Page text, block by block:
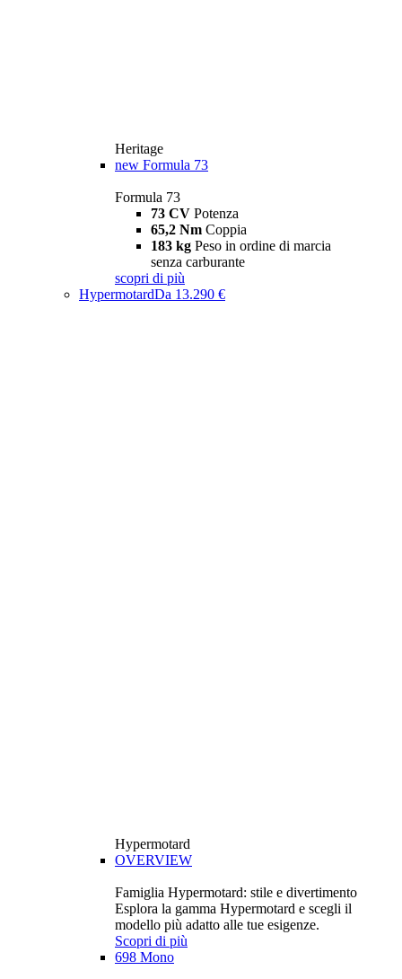
Heritage
new Formula 73
Formula 73
73 CV Potenza
65,2 Nm Coppia
183 kg Peso in ordine di marcia
senza carburante
scopri di più
HypermotardDa 13.290 €
Hypermotard
OVERVIEW
Famiglia Hypermotard: stile e divertimento
Esplora la gamma Hypermotard e scegli il
modello più adatto alle tue esigenze.
Scopri di più
698 Mono